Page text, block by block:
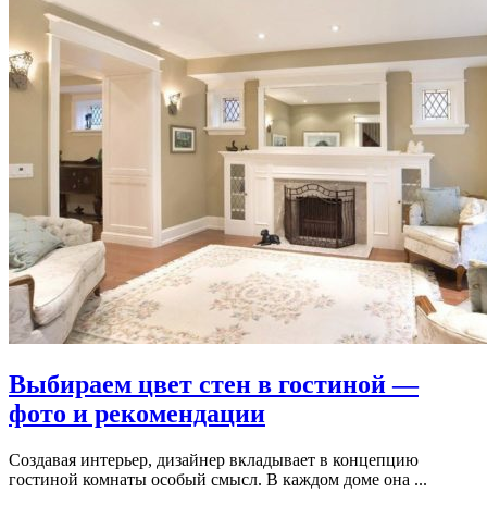
Выбираем цвет стен в гостиной —
фото и рекомендации
Создавая интерьер, дизайнер вкладывает в концепцию
гостиной комнаты особый смысл. В каждом доме она ...